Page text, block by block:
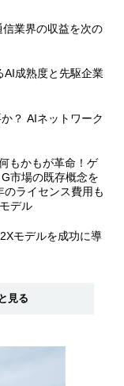
業界の収益を次の
AI成熟度と先駆企業
？ AIネットワーク
もかもが革命！ゲ
市場の既存概念を
ライセンス費用も
デル
モデルを成功に導
見る